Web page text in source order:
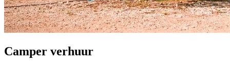
Camper verhuur